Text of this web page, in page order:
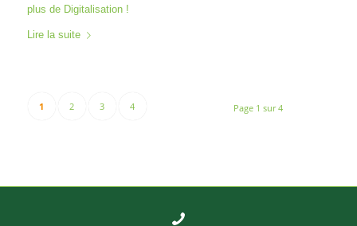
plus de Digitalisation !
Lire la suite
Page 1 sur 4
1 2 3 4